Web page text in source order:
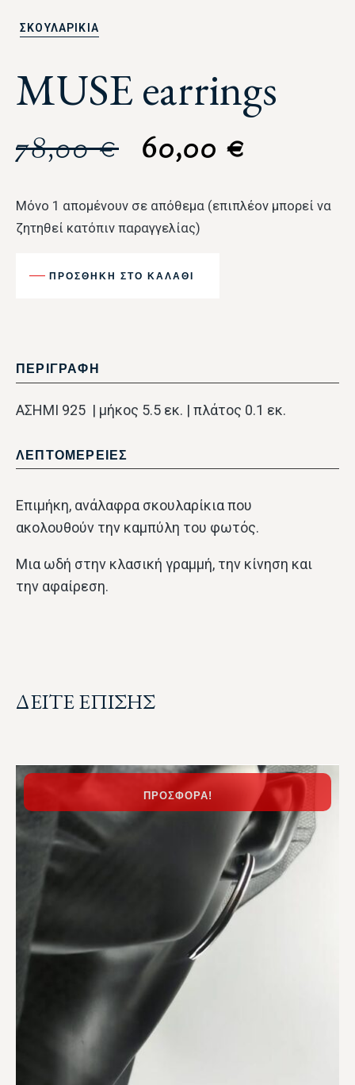
ΣΚΟΥΛΑΡΙΚΙΑ
MUSE earrings
78,00€ 60,00 €
Μόνο 1 απομένουν σε απόθεμα (επιπλέον μπορεί να
ζητηθεί κατόπιν παραγγελίας)
ΠΡΟΣΘΉΚΗ ΣΤΟ ΚΑΛΆΘΙ
ΠΕΡΙΓΡΑΦΗ
ΑΣΗΜΙ 925 | μήκος 5.5 εκ. | πλάτος 0.1 εκ.
ΛΕΠΤΟΜΕΡΕΙΕΣ
Επιμήκη, ανάλαφρα σκουλαρίκια που
ακολουθούν την καμπύλη του φωτός.
Μια ωδή στην κλασική γραμμή, την κίνηση και
την αφαίρεση.
ΔΕΙΤΕ ΕΠΙΣΗΣ
ΠΡΟΣΦΟΡΆ!